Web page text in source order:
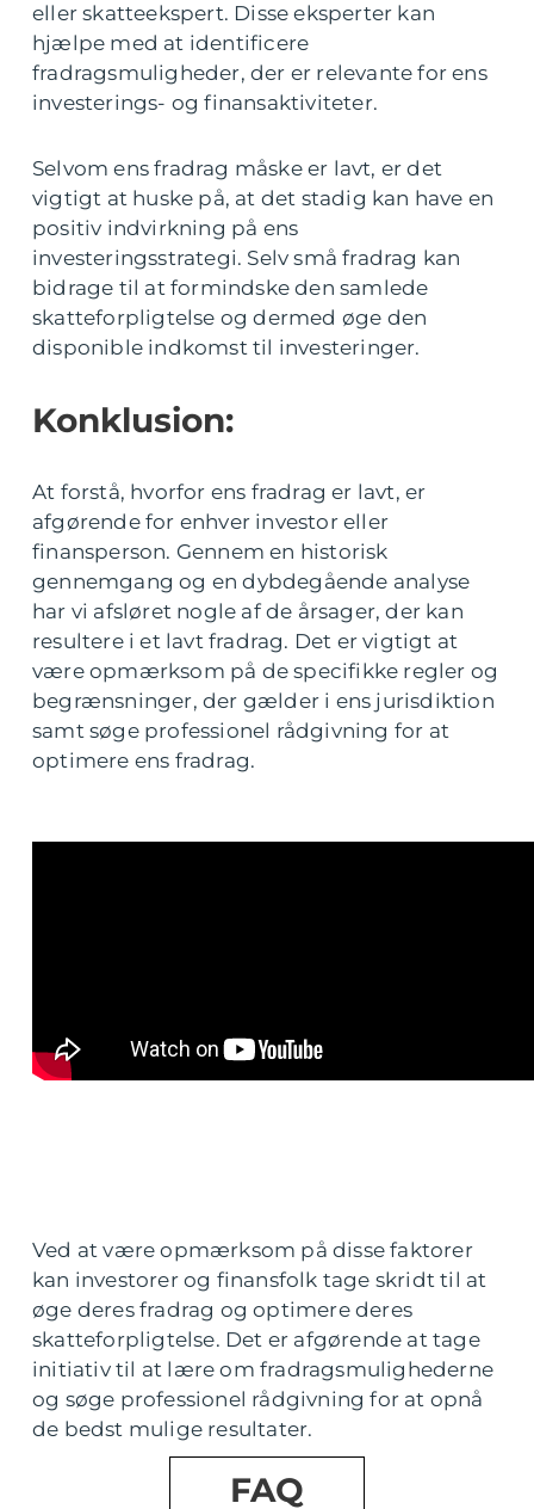
eller skatteekspert. Disse eksperter kan
hjælpe med at identificere
fradragsmuligheder, der er relevante for ens
investerings- og finansaktiviteter.
Selvom ens fradrag måske er lavt, er det
vigtigt at huske på, at det stadig kan have en
positiv indvirkning på ens
investeringsstrategi. Selv små fradrag kan
bidrage til at formindske den samlede
skatteforpligtelse og dermed øge den
disponible indkomst til investeringer.
Konklusion:
At forstå, hvorfor ens fradrag er lavt, er
afgørende for enhver investor eller
finansperson. Gennem en historisk
gennemgang og en dybdegående analyse
har vi afsløret nogle af de årsager, der kan
resultere i et lavt fradrag. Det er vigtigt at
være opmærksom på de specifikke regler og
begrænsninger, der gælder i ens jurisdiktion
samt søge professionel rådgivning for at
optimere ens fradrag.
Ved at være opmærksom på disse faktorer
kan investorer og finansfolk tage skridt til at
øge deres fradrag og optimere deres
skatteforpligtelse. Det er afgørende at tage
initiativ til at lære om fradragsmulighederne
og søge professionel rådgivning for at opnå
de bedst mulige resultater.
FAQ